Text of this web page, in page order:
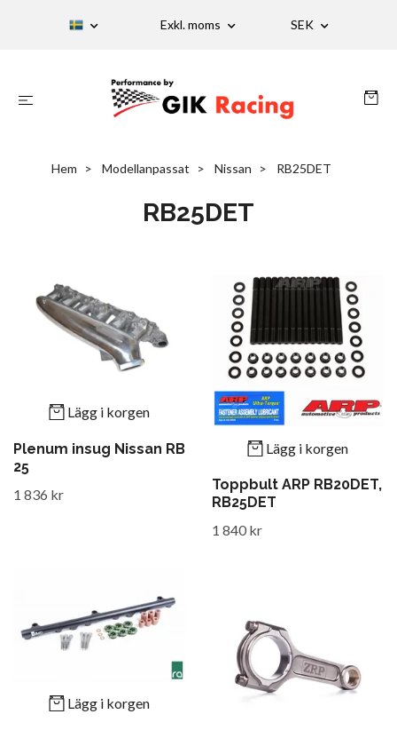
Exkl. moms SEK
Hem Modellanpassat Nissan RB25DET
RB25DET
Lägg i korgen
Plenum insug Nissan RB
25
1 836 kr
Lägg i korgen
Toppbult ARP RB20DET,
RB25DET
1 840 kr
Lägg i korgen